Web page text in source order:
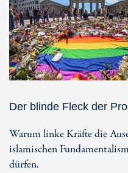
Der blinde Fleck der
Warum linke Kräfte die
islamischen
dürfen.